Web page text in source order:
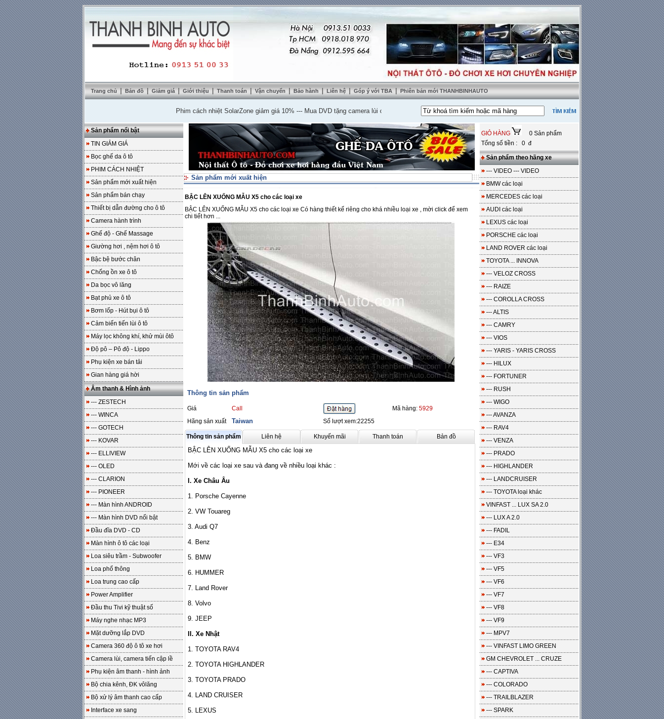
Trang chủ | Bản đồ | Giảm giá | Giới thiệu | Thanh toán | Vận chuyển | Bảo hành | Liên hệ | Góp ý với TBA | Phiên bản mới THANHBINHAUTO
Phim cách nhiệt SolarZone giảm giá 10%--- Mua DVD tặng camera lùi cao cấp--- Lắp nệm ghế da thật tặng sàn da---Miễn phí 100% công lắp đặt
Sản phẩm nổi bật
TIN GIẢM GIÁ
Bọc ghế da ô tô
PHIM CÁCH NHIỆT
Sản phẩm mới xuất hiện
Sản phẩm bán chạy
Thiết bị dẫn đường cho ô tô
Camera hành trình
Ghế độ - Ghế Massage
Giường hơi , nệm hơi ô tô
Bậc bệ bước chân
Chống ồn xe ô tô
Da bọc vô lăng
Bạt phủ xe ô tô
Bơm lốp - Hút bụi ô tô
Cảm biến tiến lùi ô tô
Máy lọc không khí, khử mùi ôtô
Độ pô – Pô độ - Lippo
Phụ kiện xe bán tải
Gian hàng giá hời
Âm thanh & Hình ảnh
--- ZESTECH
--- WINCA
--- GOTECH
--- KOVAR
--- ELLIVIEW
--- OLED
--- CLARION
--- PIONEER
--- Màn hình ANDROID
--- Màn hình DVD nổi bật
Đầu đĩa DVD - CD
Màn hình ô tô các loại
Loa siêu trầm - Subwoofer
Loa phổ thông
Loa trung cao cấp
Power Amplifier
Đầu thu Tivi kỹ thuật số
Máy nghe nhạc MP3
Mặt dưỡng lắp DVD
Camera 360 độ ô tô xe hơi
Camera lùi, camera tiến cập lề
Phụ kiện âm thanh - hình ảnh
Bộ chia kênh, ĐK vôlăng
Bộ xử lý âm thanh cao cấp
Interface xe sang
Sản phẩm mới xuất hiện
BẬC LÊN XUỐNG MẪU X5 cho các loại xe
BẬC LÊN XUỐNG MẪU X5 cho các loại xe Có hàng thiết kế riêng cho khá nhiều loại xe , mời click để xem
chi tiết hơn ...
Thông tin sản phẩm
Giá Call Mã hàng: 5929
Hãng sản xuất
Taiwan Số lượt xem:22255
Thông tin sản phẩm Liên hệ Khuyến mãi Thanh toán Bản đồ
BẬC LÊN XUỐNG MẪU X5 cho các loại xe
Mới về các loại xe sau và đang về nhiều loại khác :
I. Xe Châu Âu
1. Porsche Cayenne
2. VW Touareg
3. Audi Q7
4. Benz
5. BMW
6. HUMMER
7. Land Rover
8. Volvo
9. JEEP
II. Xe Nhật
1. TOYOTA RAV4
2. TOYOTA HIGHLANDER
3. TOYOTA PRADO
4. LAND CRUISER
5. LEXUS
GIỎ HÀNG
0 Sản phẩm
Tổng số tiền : 0 đ
Sản phẩm theo hãng xe
--- VIDEO --- VIDEO
BMW các loại
MERCEDES các loại
AUDI các loại
LEXUS các loại
PORSCHE các loại
LAND ROVER các loại
TOYOTA ... INNOVA
--- VELOZ CROSS
--- RAIZE
--- COROLLA CROSS
--- ALTIS
--- CAMRY
--- VIOS
--- YARIS - YARIS CROSS
--- HILUX
--- FORTUNER
--- RUSH
--- WIGO
--- AVANZA
--- RAV4
--- VENZA
--- PRADO
--- HIGHLANDER
--- LANDCRUISER
--- TOYOTA loại khác
VINFAST ... LUX SA 2.0
--- LUX A 2.0
--- FADIL
--- E34
--- VF3
--- VF5
--- VF6
--- VF7
--- VF8
--- VF9
--- MPV7
--- VINFAST LIMO GREEN
GM CHEVROLET ... CRUZE
--- CAPTIVA
--- COLORADO
--- TRAILBLAZER
--- SPARK